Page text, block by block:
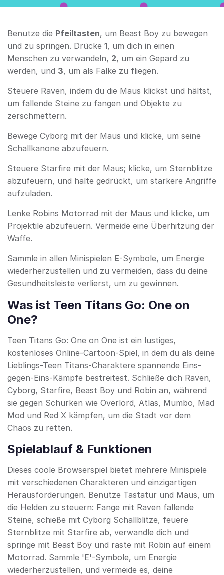
Benutze die Pfeiltasten, um Beast Boy zu bewegen
und zu springen. Drücke 1, um dich in einen
Menschen zu verwandeln, 2, um ein Gepard zu
werden, und 3, um als Falke zu fliegen.
Steuere Raven, indem du die Maus klickst und hältst,
um fallende Steine zu fangen und Objekte zu
zerschmettern.
Bewege Cyborg mit der Maus und klicke, um seine
Schallkanone abzufeuern.
Steuere Starfire mit der Maus; klicke, um Sternblitze
abzufeuern, und halte gedrückt, um stärkere Angriffe
aufzuladen.
Lenke Robins Motorrad mit der Maus und klicke, um
Projektile abzufeuern. Vermeide eine Überhitzung der
Waffe.
Sammle in allen Minispielen E-Symbole, um Energie
wiederherzustellen und zu vermeiden, dass du deine
Gesundheitsleiste verlierst, um zu gewinnen.
Was ist Teen Titans Go: One on
One?
Teen Titans Go: One on One ist ein lustiges,
kostenloses Online-Cartoon-Spiel, in dem du als deine
Lieblings-Teen Titans-Charaktere spannende Eins-
gegen-Eins-Kämpfe bestreitest. Schließe dich Raven,
Cyborg, Starfire, Beast Boy und Robin an, während
sie gegen Schurken wie Overlord, Atlas, Mumbo, Mad
Mod und Red X kämpfen, um die Stadt vor dem
Chaos zu retten.
Spielablauf & Funktionen
Dieses coole Browserspiel bietet mehrere Minispiele
mit verschiedenen Charakteren und einzigartigen
Herausforderungen. Benutze Tastatur und Maus, um
die Helden zu steuern: Fange mit Raven fallende
Steine, schieße mit Cyborg Schallblitze, feuere
Sternblitze mit Starfire ab, verwandle dich und
springe mit Beast Boy und raste mit Robin auf einem
Motorrad. Sammle 'E'-Symbole, um Energie
wiederherzustellen, und vermeide es, deine